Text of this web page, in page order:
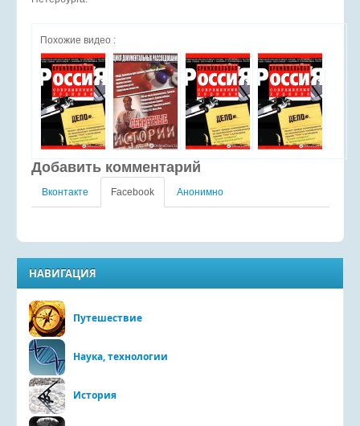
Похожие видео :
Добавить комментарий
Вконтакте Facebook Анонимно
НАВИГАЦИЯ
Путешествие
Наука, технологии
История